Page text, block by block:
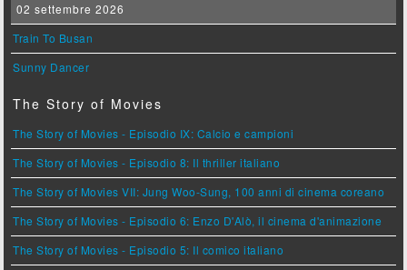
02 settembre 2026
Train To Busan
Sunny Dancer
The Story of Movies
The Story of Movies - Episodio IX: Calcio e campioni
The Story of Movies - Episodio 8: Il thriller italiano
The Story of Movies VII: Jung Woo-Sung, 100 anni di cinema coreano
The Story of Movies - Episodio 6: Enzo D'Alò, il cinema d'animazione
The Story of Movies - Episodio 5: Il comico italiano